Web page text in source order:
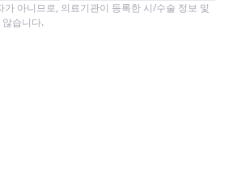
아니므로, 의료기관이 등록한 시/수술 정보 및
습니다.